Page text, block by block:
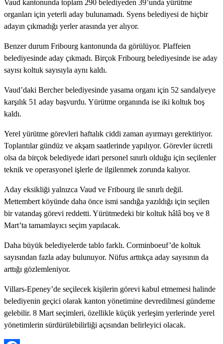
Vaud kantonunda toplam 290 belediyeden 39’unda yürütme
organları için yeterli aday bulunamadı. Syens belediyesi de hiçbir
adayın çıkmadığı yerler arasında yer alıyor.
Benzer durum Fribourg kantonunda da görülüyor. Plaffeien
belediyesinde aday çıkmadı. Birçok Fribourg belediyesinde ise aday
sayısı koltuk sayısıyla aynı kaldı.
Vaud’daki Bercher belediyesinde yasama organı için 52 sandalyeye
karşılık 51 aday başvurdu. Yürütme organında ise iki koltuk boş
kaldı.
Yerel yürütme görevleri haftalık ciddi zaman ayırmayı gerektiriyor.
Toplantılar gündüz ve akşam saatlerinde yapılıyor. Görevler ücretli
olsa da birçok belediyede idari personel sınırlı olduğu için seçilenler
teknik ve operasyonel işlerle de ilgilenmek zorunda kalıyor.
Aday eksikliği yalnızca Vaud ve Fribourg ile sınırlı değil.
Mettembert köyünde daha önce ismi sandığa yazıldığı için seçilen
bir vatandaş görevi reddetti. Yürütmedeki bir koltuk hâlâ boş ve 8
Mart’ta tamamlayıcı seçim yapılacak.
Daha büyük belediyelerde tablo farklı. Corminboeuf’de koltuk
sayısından fazla aday bulunuyor. Nüfus arttıkça aday sayısının da
arttığı gözlemleniyor.
Villars-Epeney’de seçilecek kişilerin görevi kabul etmemesi halinde
belediyenin geçici olarak kanton yönetimine devredilmesi gündeme
gelebilir. 8 Mart seçimleri, özellikle küçük yerleşim yerlerinde yerel
yönetimlerin sürdürülebilirliği açısından belirleyici olacak.